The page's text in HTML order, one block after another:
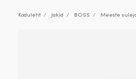
Koduleht Jakid BOSS Meeste